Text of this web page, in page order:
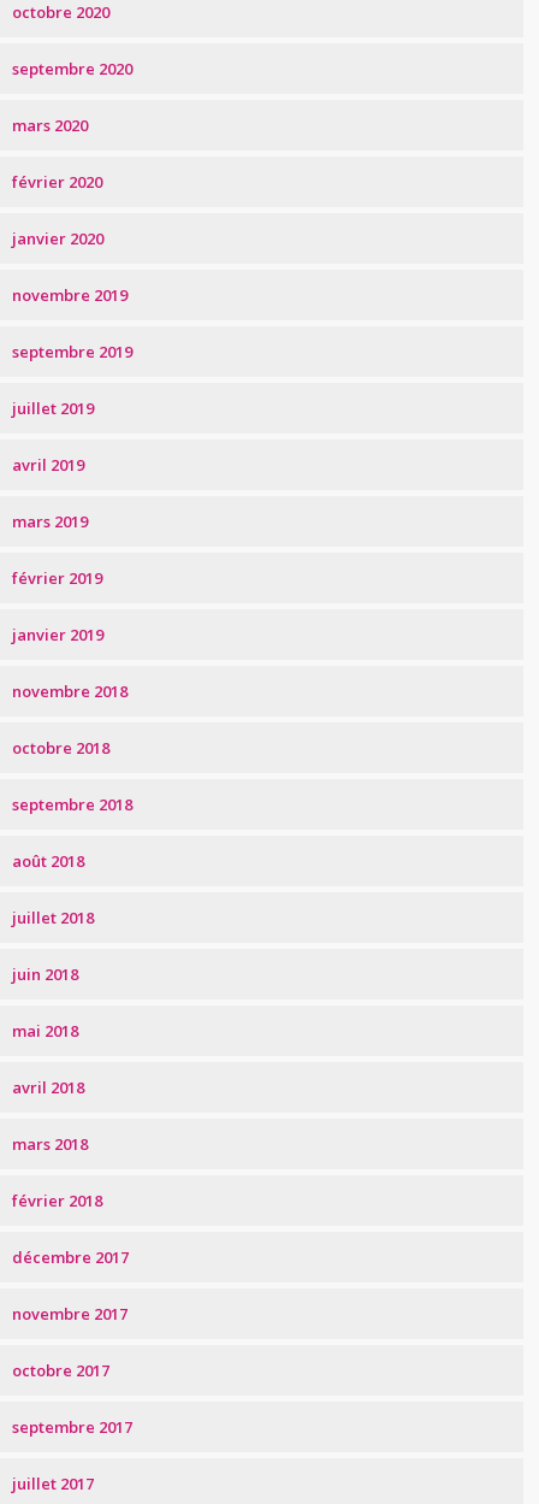
octobre 2020
septembre 2020
mars 2020
février 2020
janvier 2020
novembre 2019
septembre 2019
juillet 2019
avril 2019
mars 2019
février 2019
janvier 2019
novembre 2018
octobre 2018
septembre 2018
août 2018
juillet 2018
juin 2018
mai 2018
avril 2018
mars 2018
février 2018
décembre 2017
novembre 2017
octobre 2017
septembre 2017
juillet 2017